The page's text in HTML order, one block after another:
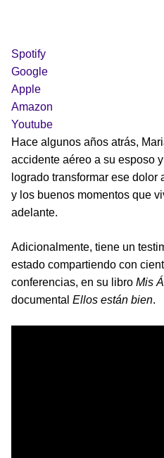
Spotify
Google
Apple
Amazon
Youtube
Hace algunos años atrás,
accidente aéreo a su esposo
logrado transformar ese
y los buenos momentos que
adelante.
Adicionalmente, tiene un
estado compartiendo con
conferencias, en su libro Mis
documental Ellos están bien.